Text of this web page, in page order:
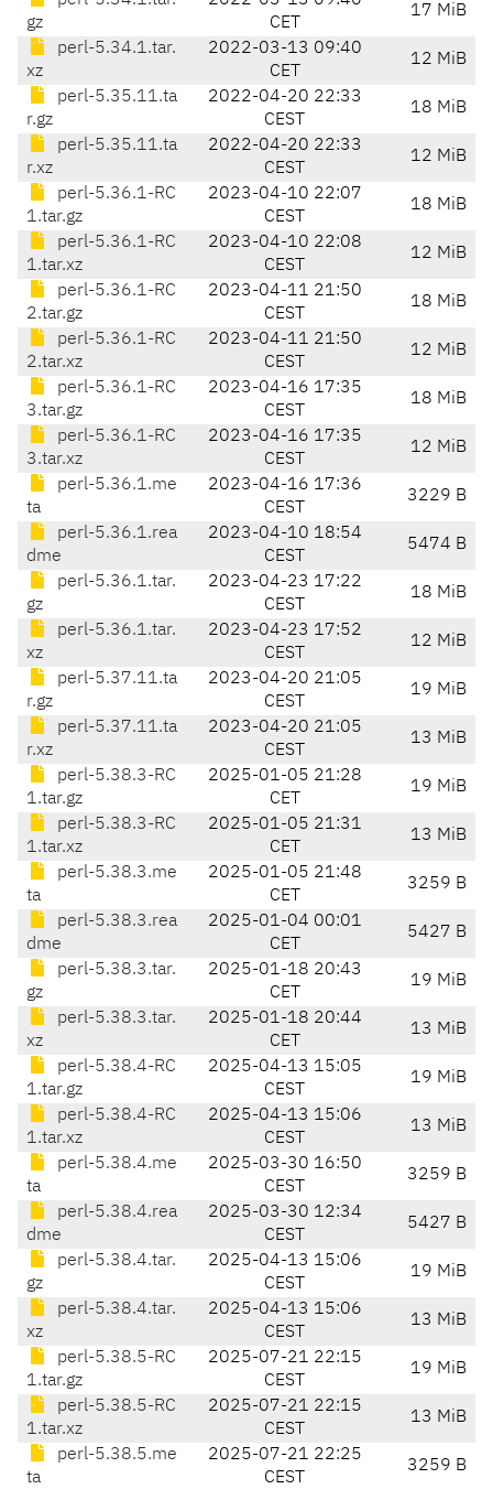
gz
CET
17 MiB
perl-5.34.1.tar.
xz
2022-03-13 09:40
CET
12 MiB
perl-5.35.11.ta
r.gz
2022-04-20 22:33
CEST
18 MiB
perl-5.35.11.ta
r.xz
2022-04-20 22:33
CEST
12 MiB
perl-5.36.1-RC
1.tar.gz
2023-04-10 22:07
CEST
18 MiB
perl-5.36.1-RC
1.tar.xz
2023-04-10 22:08
CEST
12 MiB
perl-5.36.1-RC
2.tar.gz
2023-04-11 21:50
CEST
18 MiB
perl-5.36.1-RC
2.tar.xz
2023-04-11 21:50
CEST
12 MiB
perl-5.36.1-RC
3.tar.gz
2023-04-16 17:35
CEST
18 MiB
perl-5.36.1-RC
3.tar.xz
2023-04-16 17:35
CEST
12 MiB
perl-5.36.1.me
ta
2023-04-16 17:36
CEST
3229 B
perl-5.36.1.rea
dme
2023-04-10 18:54
CEST
5474 B
perl-5.36.1.tar.
gz
2023-04-23 17:22
CEST
18 MiB
perl-5.36.1.tar.
xz
2023-04-23 17:52
CEST
12 MiB
perl-5.37.11.ta
r.gz
2023-04-20 21:05
CEST
19 MiB
perl-5.37.11.ta
r.xz
2023-04-20 21:05
CEST
13 MiB
perl-5.38.3-RC
1.tar.gz
2025-01-05 21:28
CET
19 MiB
perl-5.38.3-RC
1.tar.xz
2025-01-05 21:31
CET
13 MiB
perl-5.38.3.me
ta
2025-01-05 21:48
CET
3259 B
perl-5.38.3.rea
dme
2025-01-04 00:01
CET
5427 B
perl-5.38.3.tar.
gz
2025-01-18 20:43
CET
19 MiB
perl-5.38.3.tar.
xz
2025-01-18 20:44
CET
13 MiB
perl-5.38.4-RC
1.tar.gz
2025-04-13 15:05
CEST
19 MiB
perl-5.38.4-RC
1.tar.xz
2025-04-13 15:06
CEST
13 MiB
perl-5.38.4.me
ta
2025-03-30 16:50
CEST
3259 B
perl-5.38.4.rea
dme
2025-03-30 12:34
CEST
5427 B
perl-5.38.4.tar.
gz
2025-04-13 15:06
CEST
19 MiB
perl-5.38.4.tar.
xz
2025-04-13 15:06
CEST
13 MiB
perl-5.38.5-RC
1.tar.gz
2025-07-21 22:15
CEST
19 MiB
perl-5.38.5-RC
1.tar.xz
2025-07-21 22:15
CEST
13 MiB
perl-5.38.5.me
ta
2025-07-21 22:25
CEST
3259 B